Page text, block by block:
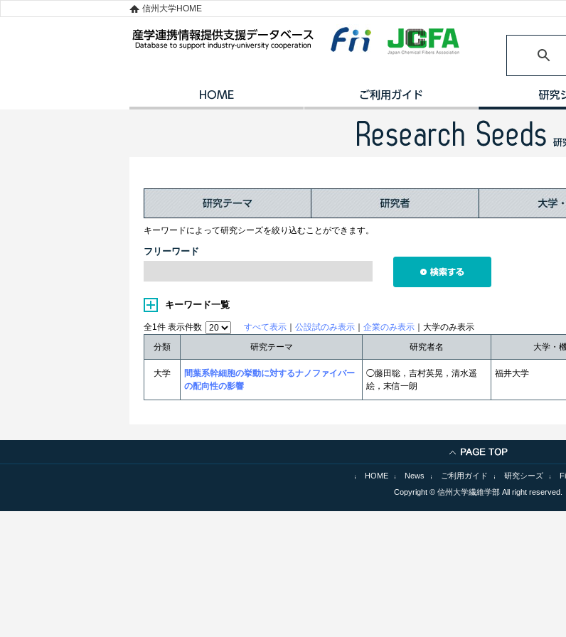
信州大学HOME
キーワードによって研究シーズを絞り込むことができます。
フリーワード
キーワード一覧
全1件 表示件数 すべて表示 公設試のみ表示 企業のみ表示 ｜大学のみ表示
分類 研究テーマ 研究者名 大学・
大学
間葉系幹細胞の挙動に対するナノファイバー
の配向性の影響
◯藤田聡，吉村英晃，清水遥
絵，末信一朗
福井大学
HOME News ご利用ガイド 研究シーズ
Copyright © 信州大学繊維学部 All right reserved.